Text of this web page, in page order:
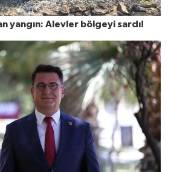
yangın: Alevler bölgeyi sardı!